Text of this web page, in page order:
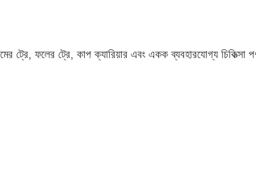
ট্রে, ফলের ট্রে, কাপ ক্যারিয়ার এবং একক ব্যবহারযোগ্য চিকিত্সা